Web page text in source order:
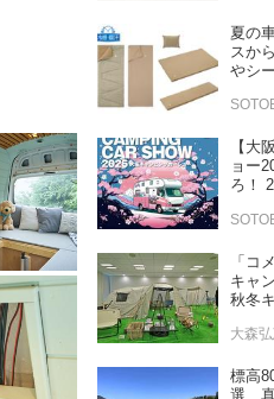
夏の
スか
やシ
【大
ョー
ろ！
大阪
「コ
キャ
秋冬
大森
標高
選 真